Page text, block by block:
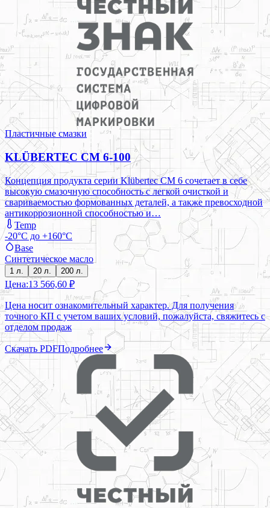
Пластичные смазки
KLÜBERTEC CM 6-100
Концепция продукта серии Klübertec CM 6 сочетает в себе
высокую смазочную способность с легкой очисткой и
свариваемостью формованных деталей, а также превосходной
антикоррозионной способностью и…
Temp
-20°C до +160°C
Base
Синтетическое масло
1 л. 20 л. 200 л.
Цена:13 566,60 ₽
Цена носит ознакомительный характер. Для получения
точного КП с учетом ваших условий, пожалуйста, свяжитесь с
отделом продаж
Скачать PDFПодробнее